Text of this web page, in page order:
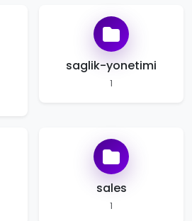
saglik-yonetimi
1
sales
1